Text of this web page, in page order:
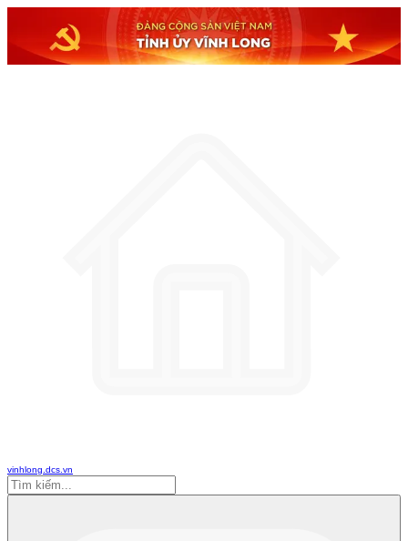
vinhlong.dcs.vn